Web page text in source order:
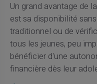
Un grand avantage de la
est sa disponibilité
traditionnel ou de
tous les jeunes, peu
bénéficier d'une
financière dès leur